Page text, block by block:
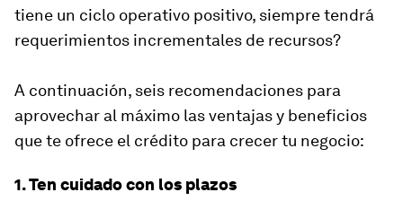
tiene un ciclo operativo positivo, siempre tendrá
requerimientos incrementales de recursos?
A continuación, seis recomendaciones para
aprovechar al máximo las ventajas y beneficios
que te ofrece el crédito para crecer tu negocio:
1. Ten cuidado con los plazos